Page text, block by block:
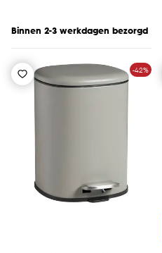
Binnen 2-3 werkdagen bezorgd
-42%